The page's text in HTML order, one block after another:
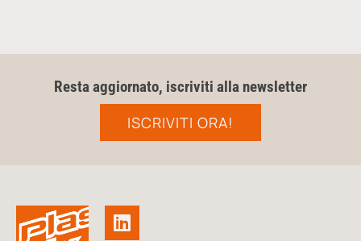
Resta aggiornato, iscriviti alla newsletter
ISCRIVITI ORA!